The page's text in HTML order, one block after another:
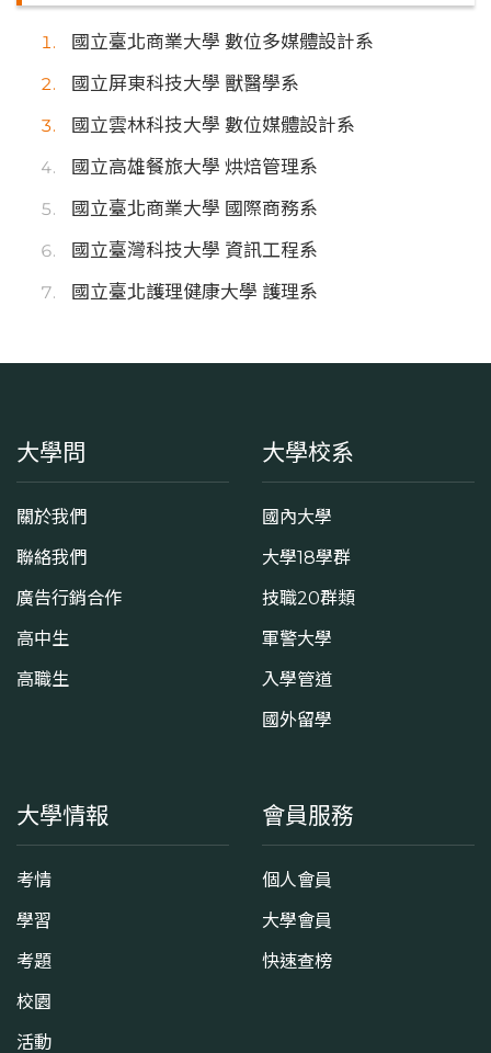
國立臺北商業大學 數位多媒體設計系
國立屏東科技大學 獸醫學系
國立雲林科技大學 數位媒體設計系
國立高雄餐旅大學 烘焙管理系
國立臺北商業大學 國際商務系
國立臺灣科技大學 資訊工程系
國立臺北護理健康大學 護理系
大學問
關於我們
聯絡我們
廣告行銷合作
高中生
高職生
大學校系
國內大學
大學18學群
技職20群類
軍警大學
入學管道
國外留學
大學情報
考情
學習
考題
校園
活動
會員服務
個人會員
大學會員
快速查榜